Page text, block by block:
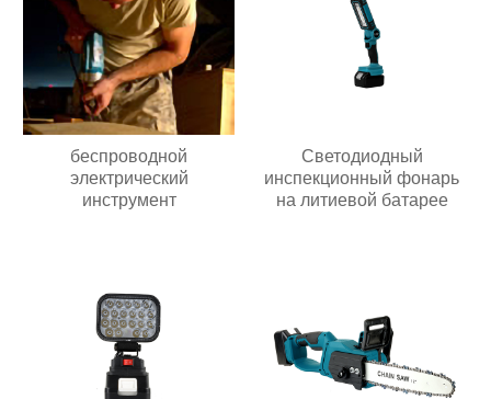
беспроводной
электрический
инструмент
Светодиодный
инспекционный фонарь
на литиевой батарее